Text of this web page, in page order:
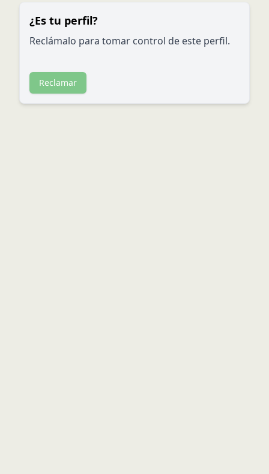
¿Es tu perfil?
Reclámalo para tomar control de este perfil.
Reclamar